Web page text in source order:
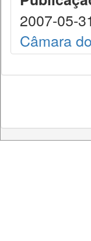
2007-05-31
Câmara